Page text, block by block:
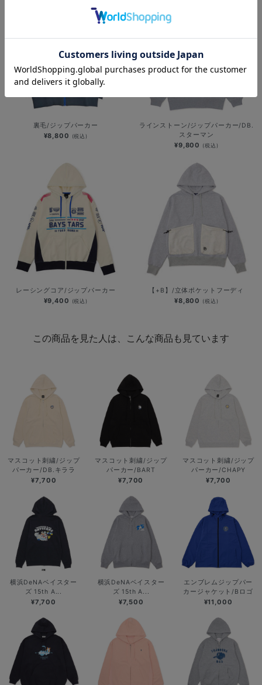
裏毛/ジップパーカー
¥8,800 (税込)
ラインストーン/ジップパーカー/DB.
スターマン
¥9,800 (税込)
レーシングコア/ジップパーカー
¥9,400 (税込)
【+B】/立体ポケットフーディ
¥8,800 (税込)
この商品を見た人は、こんな商品も見ています
マスコット刺繍/ジップ
パーカー/DB.キララ
¥7,700
マスコット刺繍/ジップ
パーカー/BART
¥7,700
マスコット刺繍/ジップ
パーカー/CHAPY
¥7,700
横浜DeNAベイスター
ズ 15th A...
¥7,700
横浜DeNAベイスター
ズ 15th A...
¥7,500
エンブレムジップパー
カージャケット/Bロゴ
¥11,000